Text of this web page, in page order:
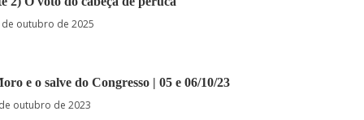
outubro de 2025
e o salve do Congresso | 05 e 06/10/23
outubro de 2023